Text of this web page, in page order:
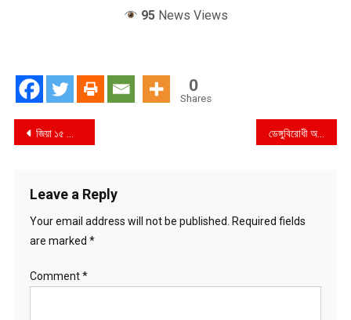
95News Views
0
Shares
Post
জিয়া ১৫ আগস্ট আর তারেক ২১ আগস্টের মাস্টারমাইন্ড ডেঙ্গুবিরোধী অভিযান সফলতা নিয়ে সংশয়
Leave a Reply
Your email address will not be published. Required fields
are marked *
Comment*